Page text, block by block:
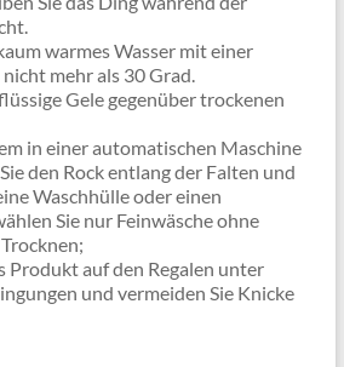
warmes Wasser mit einer
mehr als 30 Grad.
Gele gegenüber trockenen
in einer automatischen Maschine
den Rock entlang der Falten und
Waschhülle oder einen
Sie nur Feinwäsche ohne
Produkt auf den Regalen unter
und vermeiden Sie Knicke